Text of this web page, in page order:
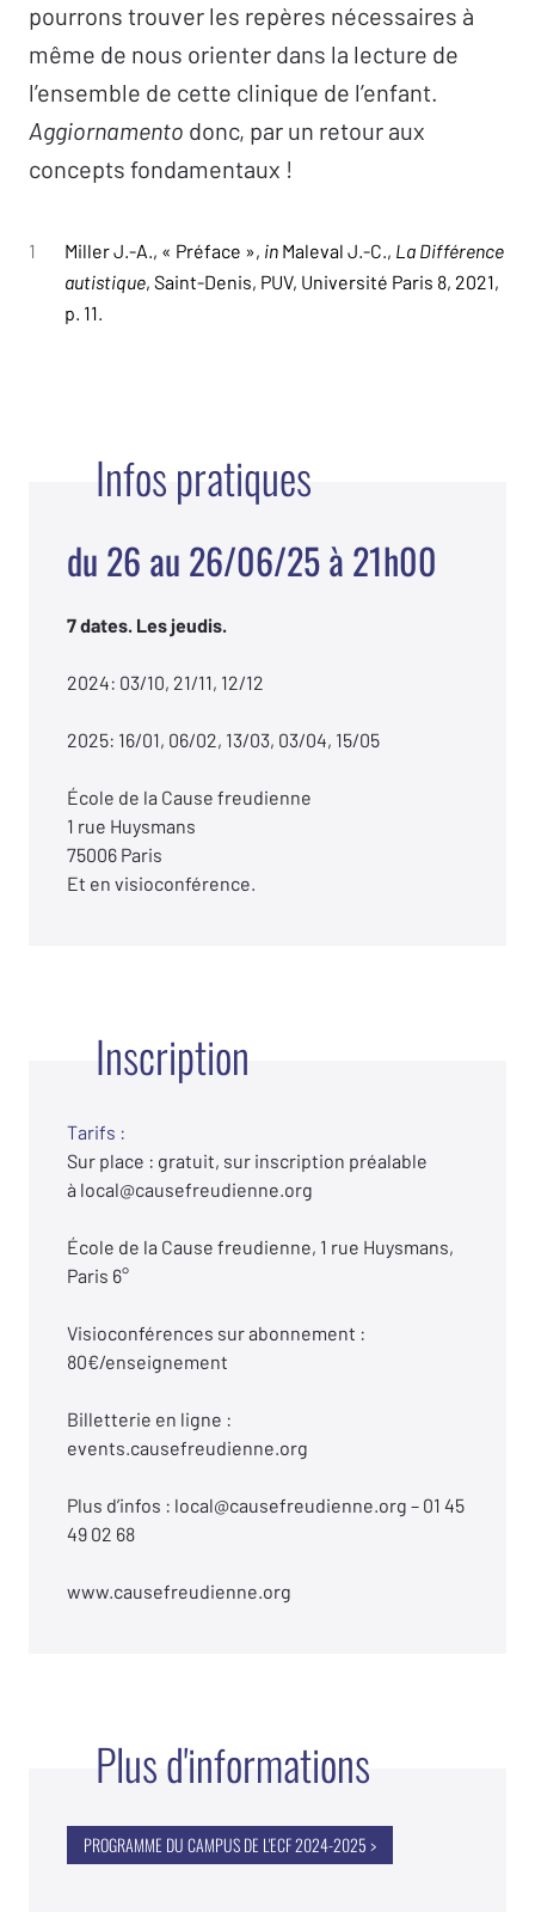
Infos pratiques
du 26 au 26/06/25 à 21h00
7 dates. Les jeudis.
2024: 03/10, 21/11, 12/12
2025: 16/01, 06/02, 13/03, 03/04, 15/05
École de la Cause freudienne
1 rue Huysmans
75006 Paris
Et en visioconférence.
Inscription
Tarifs :
Sur place : gratuit, sur inscription préalable
à local@causefreudienne.org
École de la Cause freudienne, 1 rue Huysmans,
Paris 6°
Visioconférences sur abonnement :
80€/enseignement
Billetterie en ligne :
events.causefreudienne.org
Plus d’infos : local@causefreudienne.org – 01 45
49 02 68
www.causefreudienne.org
Plus d'informations
PROGRAMME DU CAMPUS DE L'ECF 2024-2025 >
pourrons trouver les repères nécessaires à
même de nous orienter dans la lecture de
l’ensemble de cette clinique de l’enfant.
Aggiornamento donc, par un retour aux
concepts fondamentaux !
1 Miller J.-A., « Préface », in Maleval J.-C., La Différence
autistique, Saint-Denis, PUV, Université Paris 8, 2021,
p. 11.